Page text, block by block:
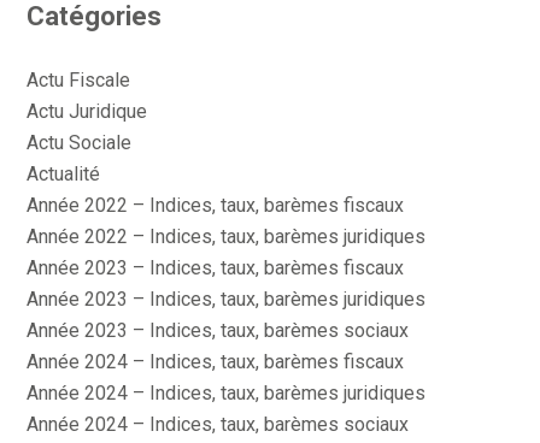
Catégories
Actu Fiscale
Actu Juridique
Actu Sociale
Actualité
Année 2022 – Indices, taux, barèmes fiscaux
Année 2022 – Indices, taux, barèmes juridiques
Année 2023 – Indices, taux, barèmes fiscaux
Année 2023 – Indices, taux, barèmes juridiques
Année 2023 – Indices, taux, barèmes sociaux
Année 2024 – Indices, taux, barèmes fiscaux
Année 2024 – Indices, taux, barèmes juridiques
Année 2024 – Indices, taux, barèmes sociaux